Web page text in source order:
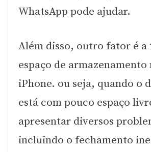
WhatsApp pode ajudar.
Além disso, outro fator é a
espaço de armazenamento
iPhone. ou seja, quando o
está com pouco espaço
apresentar diversos
incluindo o fechamento